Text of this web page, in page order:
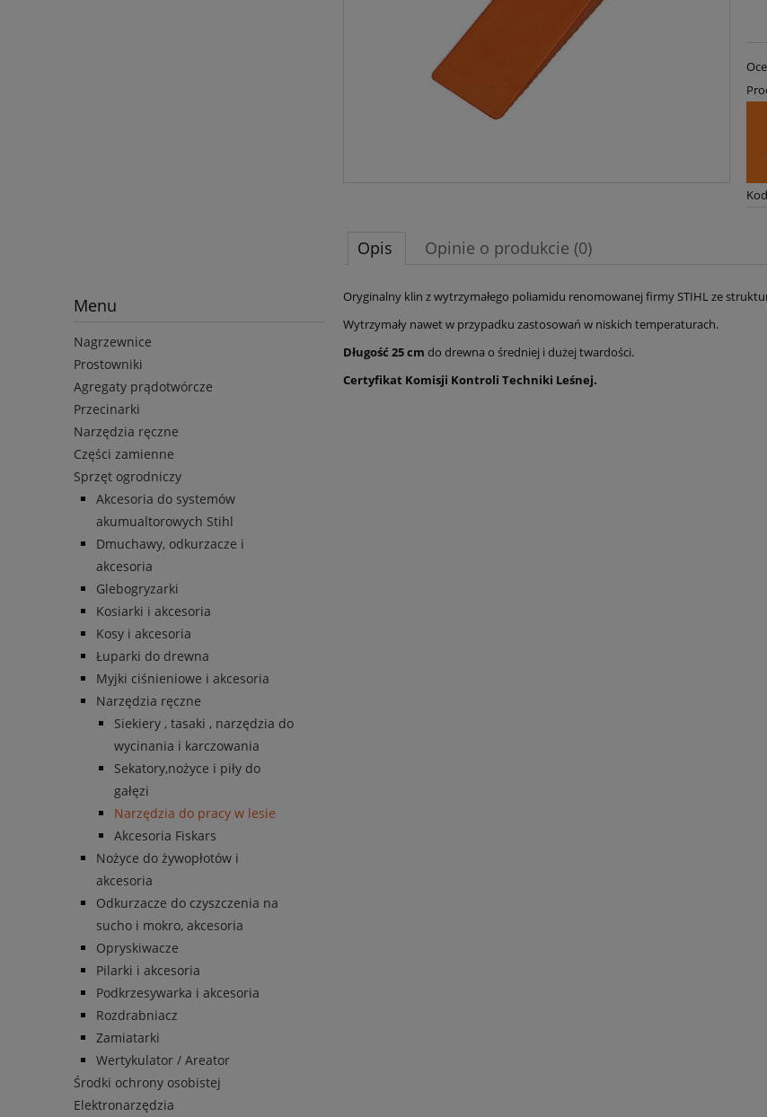
Menu
Nagrzewnice
Prostowniki
Agregaty prądotwórcze
Przecinarki
Narzędzia ręczne
Części zamienne
Sprzęt ogrodniczy
Akcesoria do systemów
akumualtorowych Stihl
Dmuchawy, odkurzacze i
akcesoria
Glebogryzarki
Kosiarki i akcesoria
Kosy i akcesoria
Łuparki do drewna
Myjki ciśnieniowe i akcesoria
Narzędzia ręczne
Siekiery , tasaki , narzędzia do
wycinania i karczowania
Sekatory,nożyce i piły do
gałęzi
Narzędzia do pracy w lesie
Akcesoria Fiskars
Nożyce do żywopłotów i
akcesoria
Odkurzacze do czyszczenia na
sucho i mokro, akcesoria
Opryskiwacze
Pilarki i akcesoria
Podkrzesywarka i akcesoria
Rozdrabniacz
Zamiatarki
Wertykulator / Areator
Środki ochrony osobistej
Elektronarzędzia
Opis Opinie o produkcie (0)
Oryginalny klin z wytrzymałego poliamidu renomowanej firmy STIHL ze
Wytrzymały nawet w przypadku zastosowań w niskich temperaturach.
Długość 25 cm do drewna o średniej i dużej twardości.
Certyfikat Komisji Kontroli Techniki Leśnej.